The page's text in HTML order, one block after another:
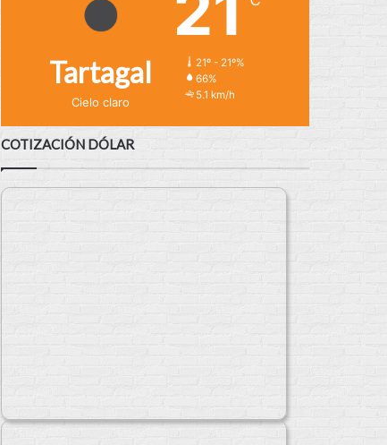
Tartagal
Cielo claro
21º - 21º%
66%
5.1 km/h
COTIZACIÓN DÓLAR